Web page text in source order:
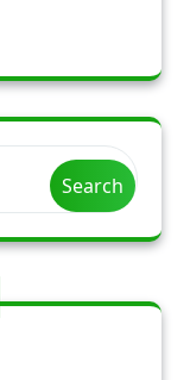
Search